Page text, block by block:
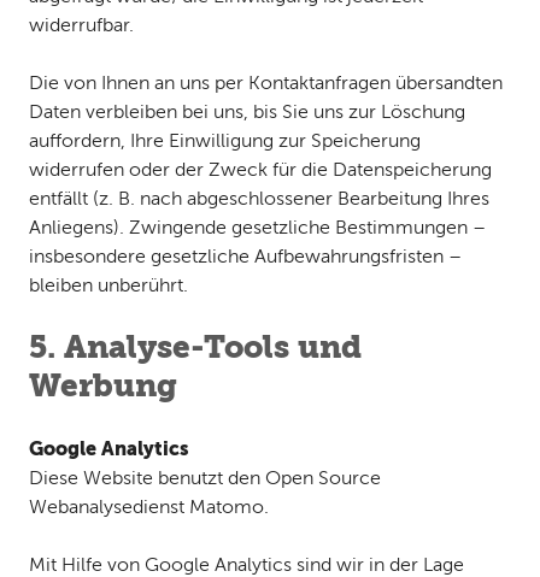
widerrufbar.
Die von Ihnen an uns per Kontaktanfragen übersandten
Daten verbleiben bei uns, bis Sie uns zur Löschung
auffordern, Ihre Einwilligung zur Speicherung
widerrufen oder der Zweck für die Datenspeicherung
entfällt (z. B. nach abgeschlossener Bearbeitung Ihres
Anliegens). Zwingende gesetzliche Bestimmungen –
insbesondere gesetzliche Aufbewahrungsfristen –
bleiben unberührt.
5. Analyse-Tools und
Werbung
Google Analytics
Diese Website benutzt den Open Source
Webanalysedienst Matomo.
Mit Hilfe von Google Analytics sind wir in der Lage